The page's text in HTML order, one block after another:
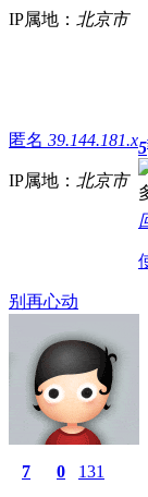
IP属地： 北京市
匿名 39.144.181.x
IP属地： 北京市
5
别再心动
7 0 131